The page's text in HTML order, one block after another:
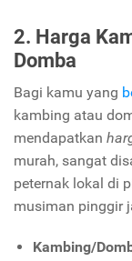
2. Harga
Domba
Bagi kamu yang
kambing atau
mendapatkan
murah, sangat
peternak lokal di
musiman pinggir
Kambing/